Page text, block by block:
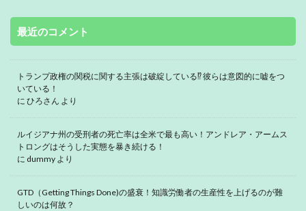
最近のコメント
トランプ政権の関税に関する主張は破綻している⁉ 彼らは意図的に嘘をつ
いている！
に ひろさん より
ルイジアナ州の受刑者の死亡率は全米で最も高い！アンドレア・アームス
トロングはそうした実態を暴き続ける！
に dummy より
GTD（Getting Things Done)の盛衰！知識労働者の生産性を上げるのが難
しいのは何故？